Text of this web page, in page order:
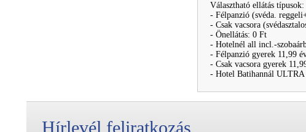
Választható ellátás típusok:
- Félpanzió (svéda.
- Csak vacsora
- Önellátás: 0 Ft
- Hotelnél all incl.-
- Félpanzió gyerek 11,99
- Csak vacsora gyerek
- Hotel Batihannál
Hírlevél feliratkozás